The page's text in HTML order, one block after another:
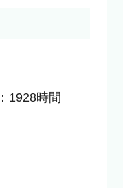
1928時間